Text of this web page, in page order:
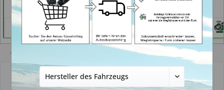
Autoschlüsselgehäuse und Zubehör